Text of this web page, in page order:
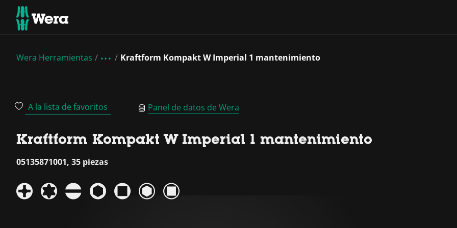
Wera Herramientas Kraftform Kompakt W Imperial 1 mantenimiento
A la lista de favoritos Panel de datos de Wera
Kraftform Kompakt W Imperial 1 mantenimiento
05135871001, 35 piezas